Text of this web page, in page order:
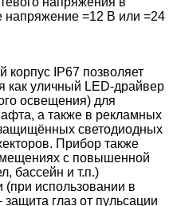
напряжение =12 В или =24
IP67 позволяет
как уличный LED-драйвер
освещения) для
а также в рекламных
светодиодных
Прибор также
с повышенной
бассейн и т.п.)
(при использовании в
глаз от пульсации